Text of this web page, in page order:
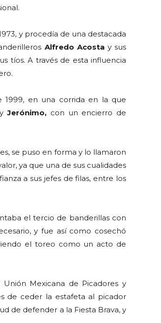
y procedía de una destacada
Alfredo Acosta y sus
tíos. A través de esta influencia
1999, en una corrida en la que
yJerónimo, con un encierro de
se puso en forma y lo llamaron
ya que una de sus cualidades
a sus jefes de filas, entre los
el tercio de banderillas con
y fue así como cosechó
el toreo como un acto de
Mexicana de Picadores y
de ceder la estafeta al picador
de defender a la Fiesta Brava, y